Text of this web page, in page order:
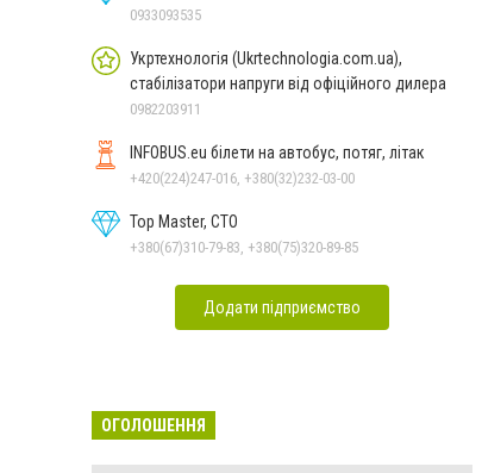
0933093535
Укртехнологія (Ukrtechnologia.com.ua),
стабілізатори напруги від офіційного дилера
0982203911
INFOBUS.eu білети на автобус, потяг, літак
+420(224)247-016, +380(32)232-03-00
Top Master, СТО
+380(67)310-79-83, +380(75)320-89-85
Додати підприємство
ОГОЛОШЕННЯ